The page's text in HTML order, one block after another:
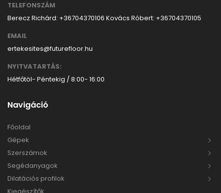
TELEFONSZÁM
Berecz Richárd: +36704370106 Kovács Róbert: +36704370105
EMAIL
ertekesites@futurefloor.hu
NYITVATARTÁS:
Hétfőtöl- Péntekig / 8:00- 16:00
Navigáció
Főoldal
Gépek
Szerszámok
Segédanyagok
Dilatációs profilok